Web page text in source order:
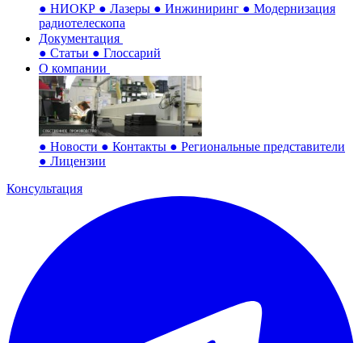
● НИОКР ● Лазеры ● Инжиниринг ● Модернизация
радиотелескопа
Документация
● Статьи ● Глоссарий
О компании
● Новости ● Контакты ● Региональные представители
● Лицензии
Консультация